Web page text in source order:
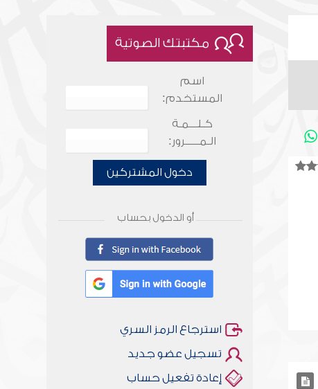
مكتبتك الصوتية
اسم
المستخدم:
كـلـــمـة
الـمـــــرور:
دخول المشتركين
أو الدخول بحساب
استرجاع الرمز السري
تسجيل عضو جديد
إعادة تفعيل حساب